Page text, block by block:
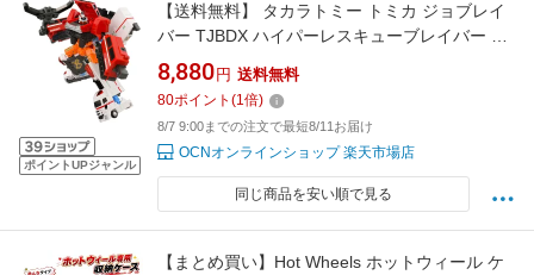
ポイントUPジャンル
【送料無料】 タカラトミー トミカ ジョブレイ
バー TJBDX ハイパーレスキューブレイバー レ
ッドサラマンダー＋スーパーアンビュランス
DXセット 4904810945147
8,880 円 送料無料
80ポイント (1倍)
8/7 9:00までの注文で最短8/11お届け
OCNオンラインショップ 楽天市場店
同じ商品を安い順で見る
【まとめ買い】Hot Wheels ホットウィール ケ